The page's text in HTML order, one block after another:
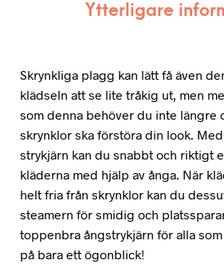
Ytterligare
Skrynkliga plagg kan lätt få även
klädseln att se lite tråkig ut, men
som denna behöver du inte längre
skrynklor ska förstöra din look.
strykjärn kan du snabbt och riktigt
kläderna med hjälp av ånga. När
helt fria från skrynklor kan du
steamern för smidig och
toppenbra ångstrykjärn för alla
på bara ett ögonblick!